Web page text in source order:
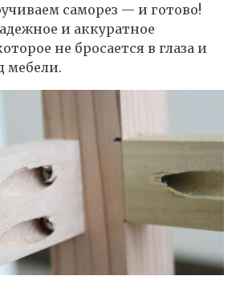
саморез — и готово!
и аккуратное
не бросается в глаза и
мебели.